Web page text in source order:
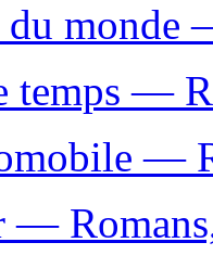
du monde
temps —
—
—